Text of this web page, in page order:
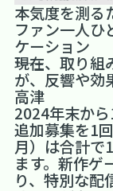
本気度を測る
ファン一人ひ
ケーション
――現在、取り
が、反響や効
高津
2024年末か
追加募集を1
月）は合計で
ます。新作ゲ
り、特別な配